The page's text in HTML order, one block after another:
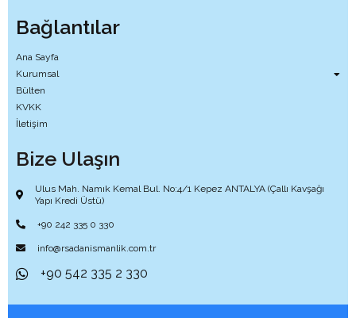
Bağlantılar
Ana Sayfa
Kurumsal
Bülten
KVKK
İletişim
Bize Ulaşın
Ulus Mah. Namık Kemal Bul. No:4/1 Kepez ANTALYA (Çallı Kavşağı
Yapı Kredi Üstü)
+90 242 335 0 330
info@rsadanismanlik.com.tr
+90 542 335 2 330